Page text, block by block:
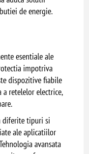
de energie.
esentiale ale
impotriva
dispozitive fiabile
retelelor electrice,
diferite tipuri si
ale aplicatiilor
avansata